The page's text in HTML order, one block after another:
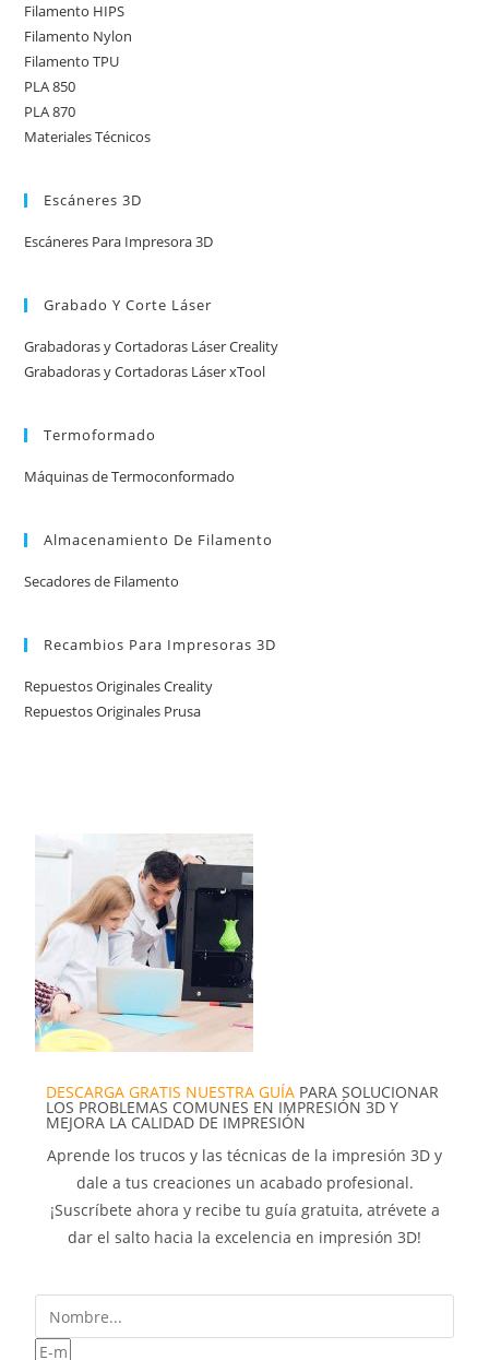
Filamento HIPS
Filamento Nylon
Filamento TPU
PLA 850
PLA 870
Materiales Técnicos
Escáneres 3D
Escáneres Para Impresora 3D
Grabado Y Corte Láser
Grabadoras y Cortadoras Láser Creality
Grabadoras y Cortadoras Láser xTool
Termoformado
Máquinas de Termoconformado
Almacenamiento De Filamento
Secadores de Filamento
Recambios Para Impresoras 3D
Repuestos Originales Creality
Repuestos Originales Prusa
DESCARGA GRATIS NUESTRA GUÍA PARA SOLUCIONAR
LOS PROBLEMAS COMUNES EN IMPRESIÓN 3D Y
MEJORA LA CALIDAD DE IMPRESIÓN
Aprende los trucos y las técnicas de la impresión 3D y
dale a tus creaciones un acabado profesional.
¡Suscríbete ahora y recibe tu guía gratuita, atrévete a
dar el salto hacia la excelencia en impresión 3D!